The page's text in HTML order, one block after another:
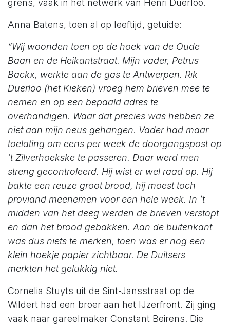
Anna Batens, toen al op leeftijd, getuide:
“Wij woonden toen op de hoek van de Oude
Baan en de Heikantstraat. Mijn vader, Petrus
Backx, werkte aan de gas te Antwerpen. Rik
Duerloo (het Kieken) vroeg hem brieven mee te
nemen en op een bepaald adres te
overhandigen. Waar dat precies was hebben ze
niet aan mijn neus gehangen. Vader had maar
toelating om eens per week de doorgangspost op
’t Zilverhoekske te passeren. Daar werd men
streng gecontroleerd. Hij wist er wel raad op. Hij
bakte een reuze groot brood, hij moest toch
proviand meenemen voor een hele week. In ’t
midden van het deeg werden de brieven verstopt
en dan het brood gebakken. Aan de buitenkant
was dus niets te merken, toen was er nog een
klein hoekje papier zichtbaar. De Duitsers
merkten het gelukkig niet.
Cornelia Stuyts uit de Sint-Jansstraat op de
Wildert had een broer aan het IJzerfront. Zij ging
vaak naar gareelmaker Constant Beirens. Die